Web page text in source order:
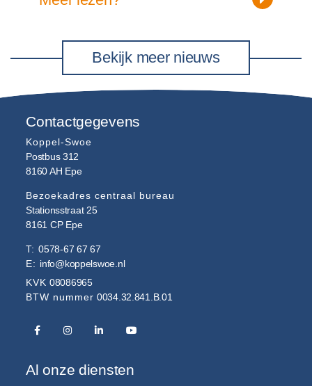
Bekijk meer nieuws
Contactgegevens
Koppel-Swoe
Postbus 312
8160 AH Epe
Bezoekadres centraal bureau
Stationsstraat 25
8161 CP Epe
T:0578-67 67 67
E: info@koppelswoe.nl
KVK 08086965
BTW nummer 0034.32.841.B.01
Al onze diensten